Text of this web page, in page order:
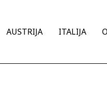
AUSTRIJA ITALIJA